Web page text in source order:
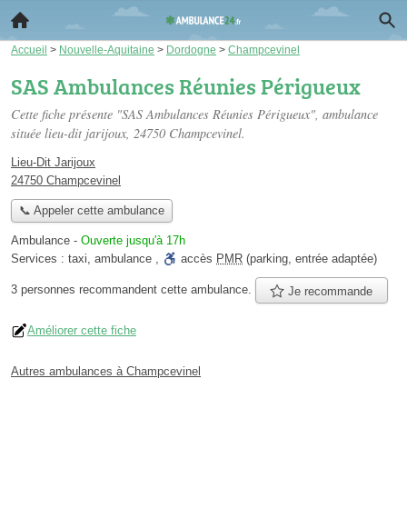
Accueil > Nouvelle-Aquitaine > Dordogne > Champcevinel
SAS Ambulances Réunies Périgueux
Cette fiche présente "SAS Ambulances Réunies Périgueux", ambulance
située lieu-dit jarijoux, 24750 Champcevinel.
Lieu-Dit Jarijoux
24750 Champcevinel
📞 Appeler cette ambulance
Ambulance - Ouverte jusqu'à 17h
Services : taxi, ambulance , accès PMR (parking, entrée adaptée)
3 personnes recommandent cette ambulance. Je recommande
Améliorer cette fiche
Autres ambulances à Champcevinel